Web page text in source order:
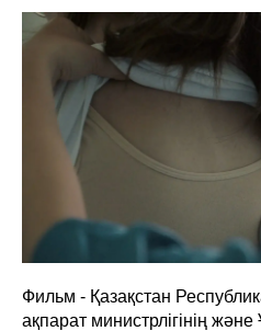
Фильм - Қазақстан
ақпарат министрлігінің